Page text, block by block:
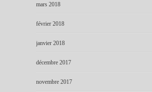
mars 2018
février 2018
janvier 2018
décembre 2017
novembre 2017